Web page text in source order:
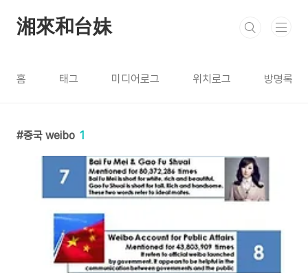
湘來和台妹
홈 태그 미디어로그 위치로그 방명록
중국 weibo 1